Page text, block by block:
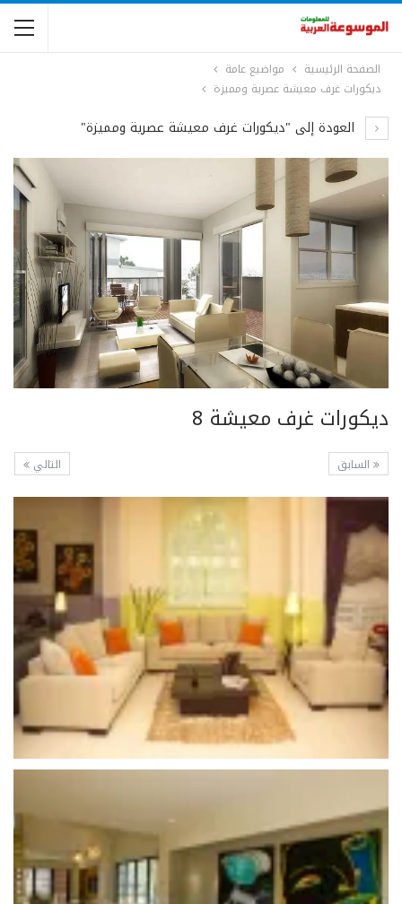
الصفحة الرئيسية
مواضيع عامة
ديكورات غرف معيشة عصرية ومميزة
العودة إلى "ديكورات غرف معيشة عصرية ومميزة"
ديكورات غرف معيشة 8
التالي السابق